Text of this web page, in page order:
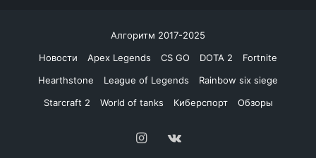
Алгоритм 2017-2025
Новости
Apex Legends CS GO DOTA 2
Fortnite
Hearthstone
League of Legends
Rainbow six siege
Starcraft 2
World of tanks Киберспорт Обзоры
Instagram